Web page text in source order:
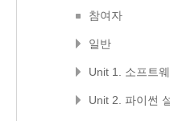
참여자
일반
Unit 1. 소프트
Unit 2. 파이썬